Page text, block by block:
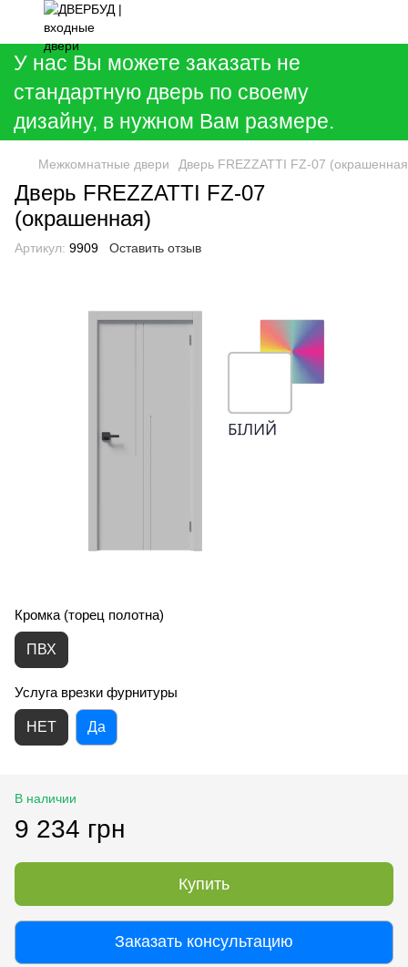
У нас Вы можете заказать не
стандартную дверь по своему
дизайну, в нужном Вам размере.
Межкомнатные двери Дверь FREZZATTI FZ-07
Дверь FREZZATTI FZ-07
(окрашенная)
Артикул: 9909 Оставить отзыв
Кромка (торец полотна)
ПВХ
Услуга врезки фурнитуры
НЕТ Да
В наличии
9 234 грн
Купить
Заказать консультацию